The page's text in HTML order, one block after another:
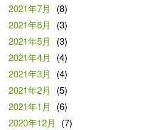
2021年7月
(8)
2021年6月
(3)
2021年5月
(3)
2021年4月
(4)
2021年3月
(4)
2021年2月
(5)
2021年1月
(6)
2020年12月
(7)